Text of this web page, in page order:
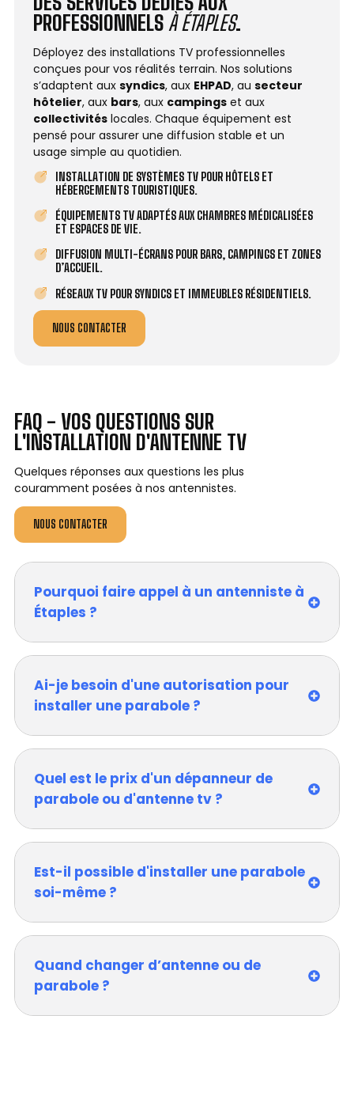
PROFESSIONNELS À ÉTAPLES.
Déployez des installations TV professionnelles
conçues pour vos réalités terrain. Nos solutions
s’adaptent aux syndics, aux EHPAD, au secteur
hôtelier, aux bars, aux campings et aux
collectivités locales. Chaque équipement est
pensé pour assurer une diffusion stable et un
usage simple au quotidien.
INSTALLATION DE SYSTÈMES TV POUR HÔTELS ET
HÉBERGEMENTS TOURISTIQUES.
ÉQUIPEMENTS TV ADAPTÉS AUX CHAMBRES MÉDICALISÉES
ET ESPACES DE VIE.
DIFFUSION MULTI-ÉCRANS POUR BARS, CAMPINGS ET ZONES
D’ACCUEIL.
RÉSEAUX TV POUR SYNDICS ET IMMEUBLES RÉSIDENTIELS.
NOUS CONTACTER
FAQ - VOS QUESTIONS SUR
L'INSTALLATION D'ANTENNE TV
Quelques réponses aux questions les plus
couramment posées à nos antennistes.
NOUS CONTACTER
Pourquoi faire appel à un antenniste à
Étaples ?
Ai-je besoin d'une autorisation pour
installer une parabole ?
Quel est le prix d'un dépanneur de
parabole ou d'antenne tv ?
Est-il possible d'installer une parabole
soi-même ?
Quand changer d’antenne ou de
parabole ?